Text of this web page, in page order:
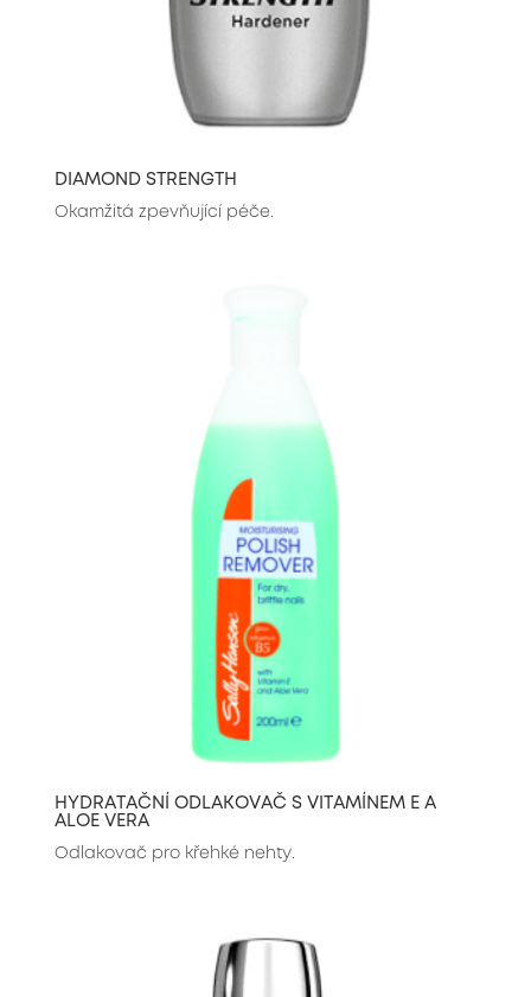
DIAMOND STRENGTH
Okamžitá zpevňující péče.
HYDRATAČNÍ ODLAKOVAČ S VITAMÍNEM E A
ALOE VERA
Odlakovač pro křehké nehty.